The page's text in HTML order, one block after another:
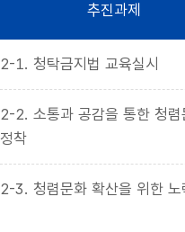
추진과제
2-1. 청탁금지법 교육실시
2-2. 소통과 공감을 통한 청렴
정착
2-3. 청렴문화 확산을 위한 노